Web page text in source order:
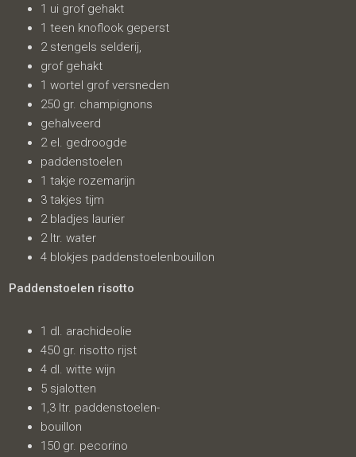
1 ui grof gehakt
1 teen knoflook geperst
2 stengels selderij,
grof gehakt
1 wortel grof versneden
250 gr. champignons
gehalveerd
2 el. gedroogde
paddenstoelen
1 takje rozemarijn
3 takjes tijm
2 bladjes laurier
2 ltr. water
4 blokjes paddenstoelenbouillon
Paddenstoelen risotto
1 dl. arachideolie
450 gr. risotto rijst
4 dl. witte wijn
5 sjalotten
1,3 ltr. paddenstoelen-
bouillon
150 gr. pecorino